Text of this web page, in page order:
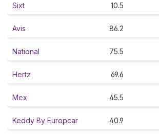
Sixt 10.5
Avis 86.2
National 75.5
Hertz 69.6
Mex 45.5
Keddy By Europcar 40.9